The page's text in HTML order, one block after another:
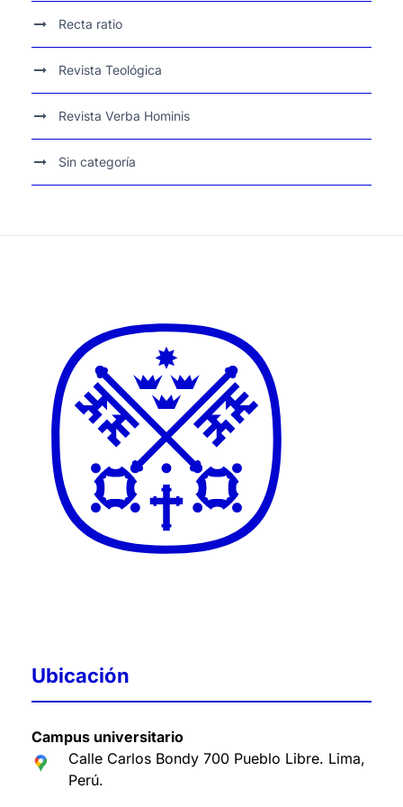
Recta ratio
Revista Teológica
Revista Verba Hominis
Sin categoría
Ubicación
Campus universitario
Calle Carlos Bondy 700 Pueblo Libre. Lima,
Perú.